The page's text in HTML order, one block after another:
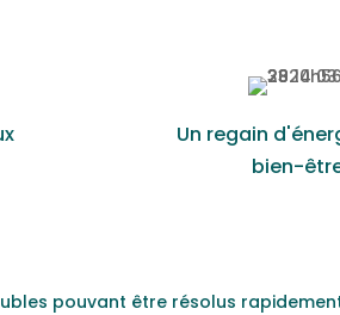
Un regain
bien-
pouvant être résolus